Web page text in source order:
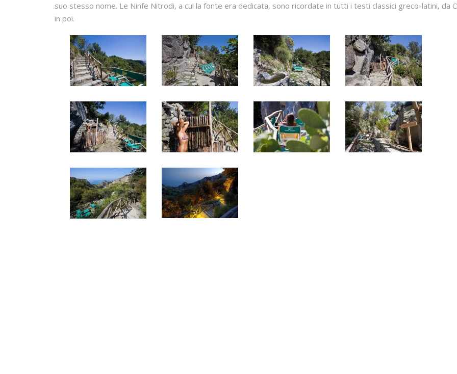
suo stesso nome. Le Ninfe Nitrodi, a cui la fonte era dedicata, sono ricordate in tutti i testi classici greco-latini, da
in poi.